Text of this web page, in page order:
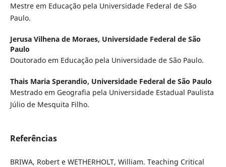
Mestre em Educação pela Universidade Federal de São
Paulo.
Jerusa Vilhena de Moraes, Universidade Federal de São
Paulo
Doutorado em Educação pela Universidade de São Paulo.
Thais Maria Sperandio, Universidade Federal de São Paulo
Mestrado em Geografia pela Universidade Estadual Paulista
Júlio de Mesquita Filho.
Referências
BRIWA, Robert e WETHERHOLT, William. Teaching Critical